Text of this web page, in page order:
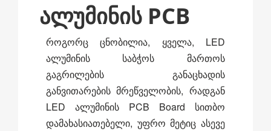
ალუმინის PCB
როგორც ცნობილია, ყველა, LED
ალუმინის საბჭოს მართოს
გაგრილების განაცხადის
განვითარების მრეწველობის, რადგან
LED ალუმინის PCB Board სითბო
დამახასიათებელი, უფრო მეტიც ასევე